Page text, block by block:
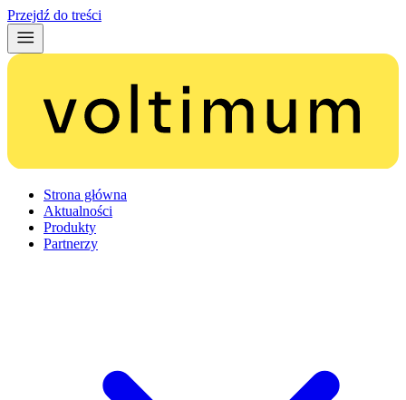
Przejdź do treści
Strona główna
Aktualności
Produkty
Partnerzy